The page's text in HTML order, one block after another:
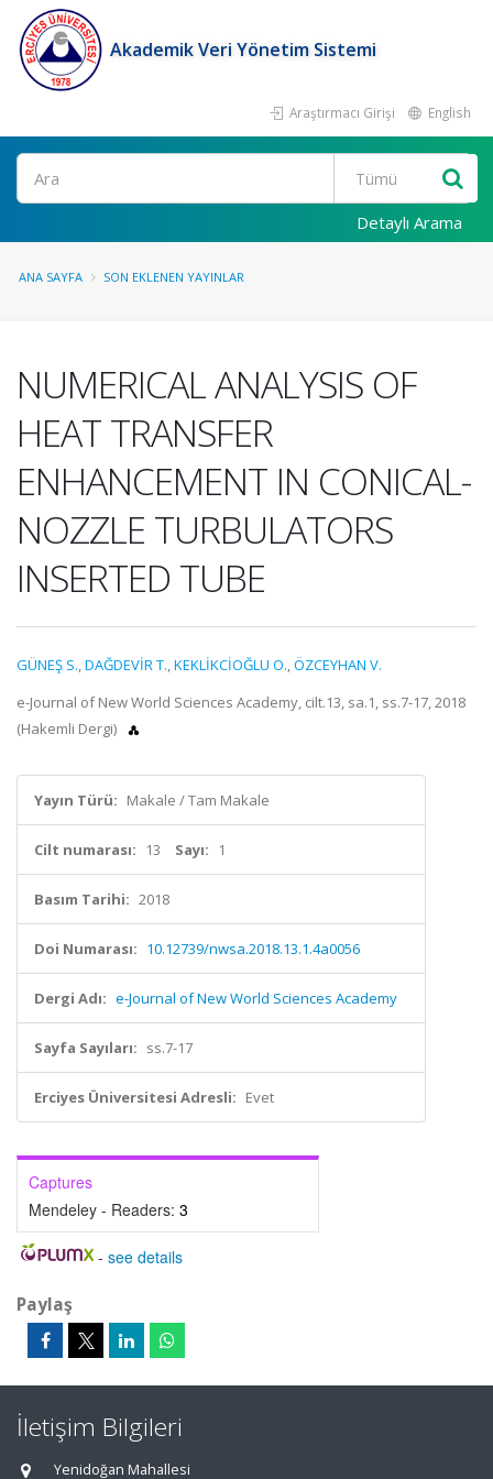
Akademik Veri Yönetim Sistemi
Araştırmacı Girişi English
Ara
Detaylı Arama
ANA SAYFA SON EKLENEN YAYINLAR
NUMERICAL ANALYSIS OF
HEAT TRANSFER
ENHANCEMENT IN CONICAL-
NOZZLE TURBULATORS
INSERTED TUBE
GÜNEŞ S.,DAĞDEVİR T.,KEKLİKCİOĞLU O.,ÖZCEYHAN V.
e-Journal of New World Sciences Academy, cilt.13, sa.1, ss.7-17, 2018
(Hakemli Dergi)
Yayın Türü: Makale / Tam Makale
Cilt numarası: 13 Sayı: 1
Basım Tarihi: 2018
Doi Numarası: 10.12739/nwsa.2018.13.1.4a0056
Dergi Adı: e-Journal of New World Sciences Academy
Sayfa Sayıları: ss.7-17
Erciyes Üniversitesi Adresli: Evet
Captures
Mendeley - Readers: 3
- see details
Paylaş
İletişim Bilgileri
Yenidoğan Mahallesi